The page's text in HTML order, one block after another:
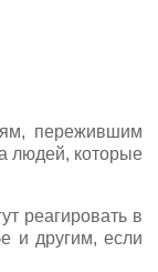
пережившим
людей, которые
реагировать в
и другим, если